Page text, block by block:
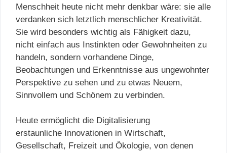
Menschheit heute nicht mehr denkbar wäre: sie alle
verdanken sich letztlich menschlicher Kreativität.
Sie wird besonders wichtig als Fähigkeit dazu,
nicht einfach aus Instinkten oder Gewohnheiten zu
handeln, sondern vorhandene Dinge,
Beobachtungen und Erkenntnisse aus ungewohnter
Perspektive zu sehen und zu etwas Neuem,
Sinnvollem und Schönem zu verbinden.
Heute ermöglicht die Digitalisierung
erstaunliche Innovationen in Wirtschaft,
Gesellschaft, Freizeit und Ökologie, von denen